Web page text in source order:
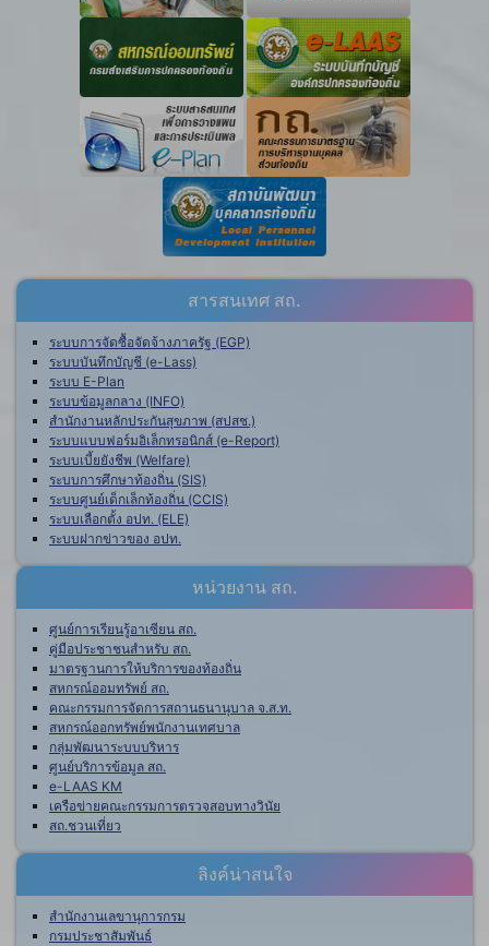
สารสนเทศ สถ.
ระบบการจัดซื้อจัดจ้างภาครัฐ (EGP)
ระบบบันทึกบัญชี (e-Lass)
ระบบ E-Plan
ระบบข้อมูลกลาง (INFO)
สำนักงานหลักประกันสุขภาพ (สปสช.)
ระบบแบบฟอร์มอิเล็กทรอนิกส์ (e-Report)
ระบบเบี้ยยังชีพ (Welfare)
ระบบการศึกษาท้องถิ่น (SIS)
ระบบศูนย์เด็กเล็กท้องถิ่น (CCIS)
ระบบเลือกตั้ง อปท. (ELE)
ระบบฝากข่าวของ อปท.
หน่วยงาน สถ.
ศูนย์การเรียนรู้อาเซียน สถ.
คู่มือประชาชนสำหรับ สถ.
มาตรฐานการให้บริการของท้องถิ่น
สหกรณ์ออมทรัพย์ สถ.
คณะกรรมการจัดการสถานธนานุบาล จ.ส.ท.
สหกรณ์ออกทรัพย์พนักงานเทศบาล
กลุ่มพัฒนาระบบบริหาร
ศูนย์บริการข้อมูล สถ.
e-LAAS KM
เครือข่ายคณะกรรมการตรวจสอบทางวินัย
สถ.ชวนเที่ยว
ลิงค์น่าสนใจ
สำนักงานเลขานุการกรม
กรมประชาสัมพันธ์